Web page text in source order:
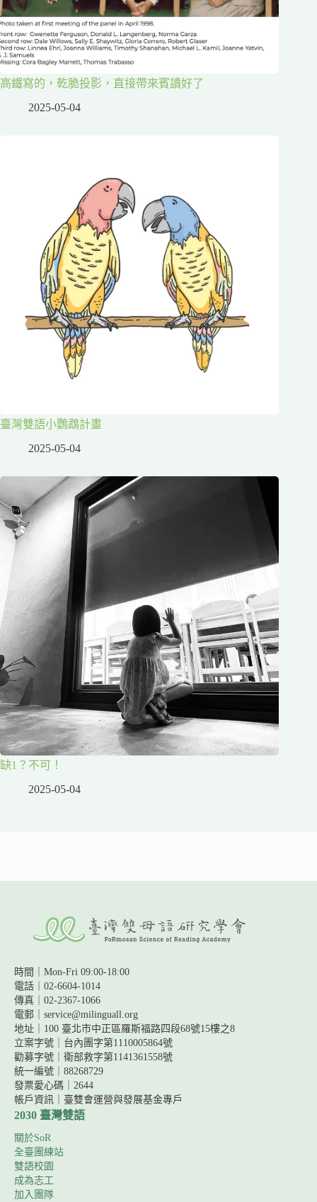
高鐵寫的，乾脆投影，直接帶來賓讀好了
2025-05-04
臺灣雙語小鸚鵡計畫
2025-05-04
缺1？不可！
2025-05-04
時間｜Mon-Fri 09:00-18:00
電話｜02-6604-1014
傳真｜02-2367-1066
電郵｜service@milinguall.org
地址｜100 臺北市中正區羅斯福路四段68號15樓之8
立案字號｜台內團字第1110005864號
勸募字號｜ 衛部救字第1141361558號
統一編號｜88268729
發票愛心碼｜2644
帳戶資訊｜ 臺雙會運營與發展基金專戶
2030 臺灣雙語
關於SoR
全臺團練站
雙語校園
成為志工
加入團隊